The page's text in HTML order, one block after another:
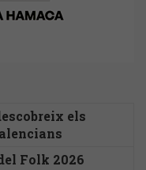
els
Folk 2026